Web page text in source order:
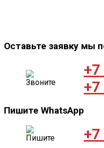
Оставьте заявку мы
+7
+7
Пишите WhatsApp
+7